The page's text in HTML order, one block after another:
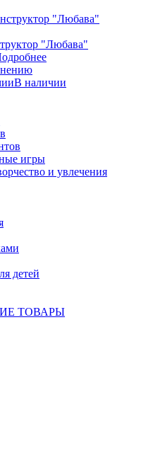
"Любава"
В наличии
игры
и увлечения
детей
ТОВАРЫ